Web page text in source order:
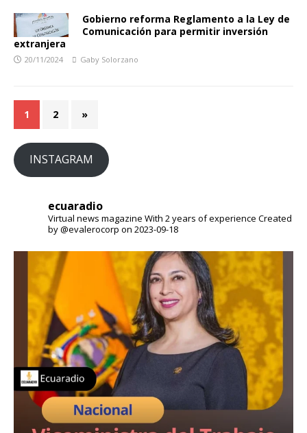
Gobierno reforma Reglamento a la Ley de
Comunicación para permitir inversión
extranjera
20/11/2024 Gaby Solorzano
1 2 »
INSTAGRAM
ecuaradio
Virtual news magazine With 2 years of experience Created
by @evalerocorp on 2023-09-18